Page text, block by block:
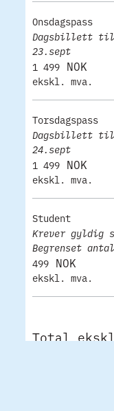
Onsdagspass
Dagsbillett til
23.sept
1 499 NOK
ekskl. mva.
Torsdagspass
Dagsbillett til
24.sept
1 499 NOK
ekskl. mva.
Student
Krever gyldig
Begrenset
499 NOK
ekskl. mva.
Total